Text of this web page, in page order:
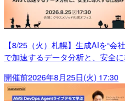
【8/25（火）札幌】生成AIを“会
で加速するデータ分析と、安全
開催前2026年8月25日(火) 17:30